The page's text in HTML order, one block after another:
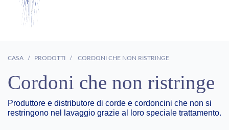
CASA PRODOTTI CORDONI CHE NON RISTRINGE
Cordoni che non ristringe
Produttore e distributore di corde e cordoncini che non si
restringono nel lavaggio grazie al loro speciale trattamento.